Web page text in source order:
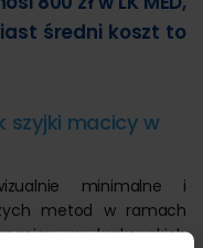
średni koszt to
szyjki macicy w
minimalne i
metod w ramach
w krakowskich